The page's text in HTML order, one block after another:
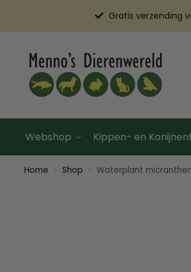
Gratis verzending
Webshop Kippen- en
Home Shop Waterplant